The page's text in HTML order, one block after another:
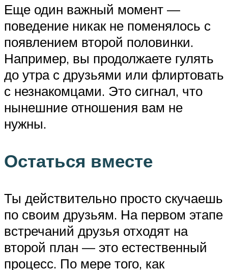
Еще один важный момент —
поведение никак не поменялось с
появлением второй половинки.
Например, вы продолжаете гулять
до утра с друзьями или флиртовать
с незнакомцами. Это сигнал, что
нынешние отношения вам не
нужны.
Остаться вместе
Ты действительно просто скучаешь
по своим друзьям. На первом этапе
встречаний друзья отходят на
второй план — это естественный
процесс. По мере того, как